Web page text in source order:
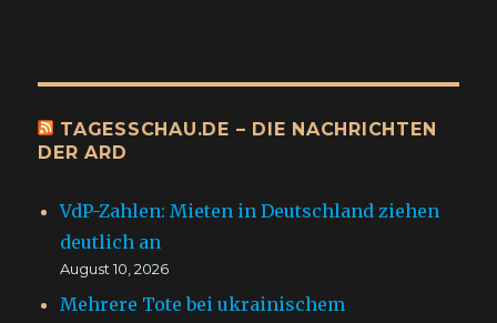
TAGESSCHAU.DE – DIE NACHRICHTEN
DER ARD
VdP-Zahlen: Mieten in Deutschland ziehen
deutlich an
August 10, 2026
Mehrere Tote bei ukrainischem